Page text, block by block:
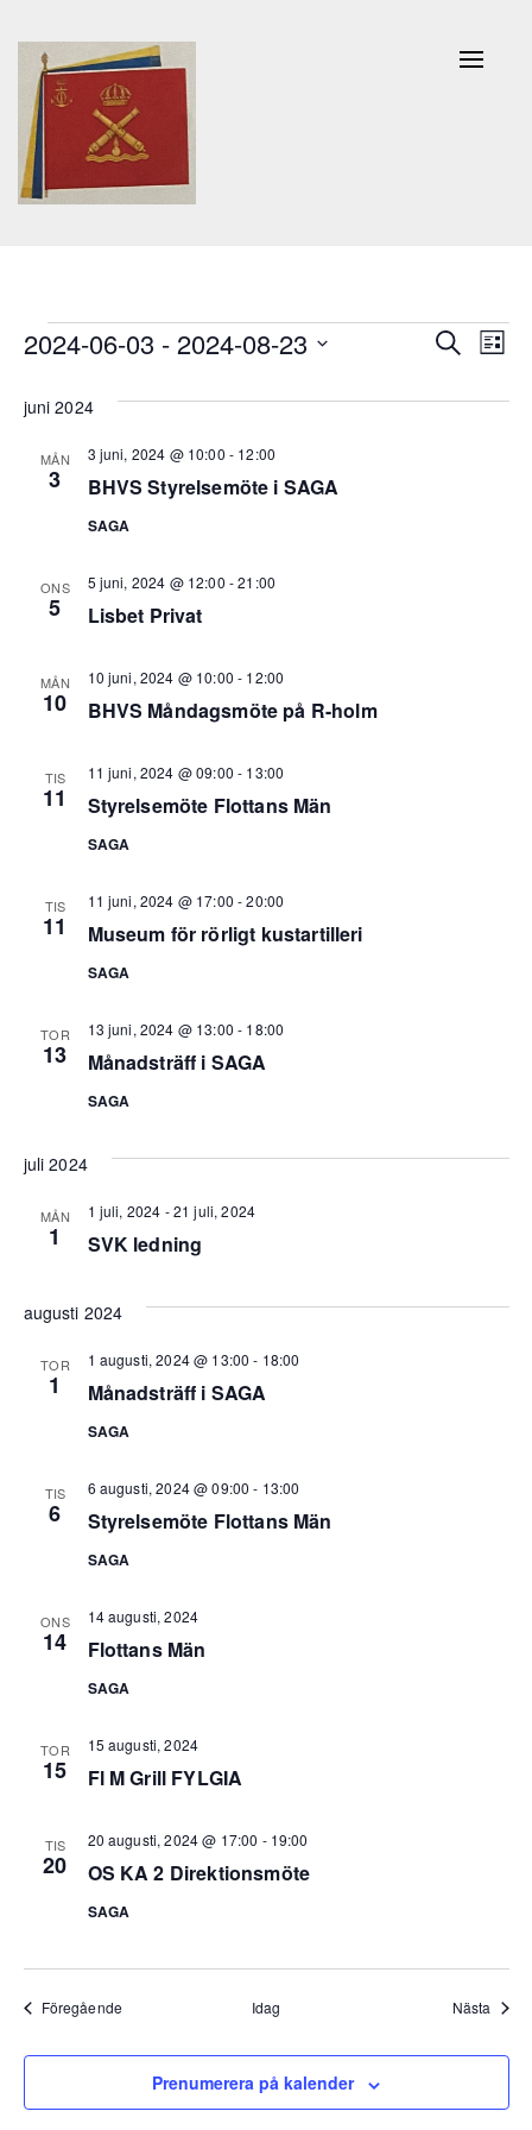
Evenemang
and
Sök
Lista
2024-06-03 - 2024-08-23
datum.
juni 2024
MÅN
3 BHVS Styrelsemöte i SAGA
3 juni, 2024 @ 10:00 - 12:00
SAGA
ONS
5 Lisbet Privat
5 juni, 2024 @ 12:00 -21:00
MÅN
10 BHVS Måndagsmöte på R-holm
10 juni, 2024 @ 10:00 - 12:00
TIS
11 Styrelsemöte Flottans Män
11 juni, 2024 @ 09:00 - 13:00
SAGA
TIS
11 Museum för rörligt kustartilleri
11 juni, 2024 @ 17:00 -20:00
SAGA
TOR
13 Månadsträff i SAGA
13 juni, 2024 @ 13:00 - 18:00
SAGA
juli 2024
MÅN
1 SVK ledning
1 juli, 2024 -21 juli, 2024
augusti 2024
TOR
1 Månadsträff i SAGA
1 augusti, 2024 @ 13:00 - 18:00
SAGA
TIS
6 Styrelsemöte Flottans Män
6 augusti, 2024 @ 09:00 - 13:00
SAGA
ONS
14 Flottans Män
14 augusti, 2024
SAGA
TOR
15 Fl M Grill FYLGIA
15 augusti, 2024
TIS
20 OS KA 2 Direktionsmöte
20 augusti, 2024 @ 17:00 - 19:00
SAGA
Föregående Idag Nästa
Prenumerera på kalender